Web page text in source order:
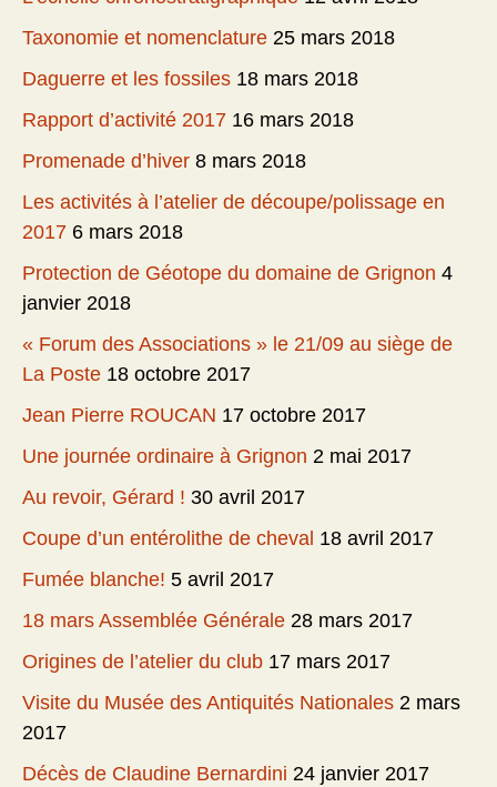
Taxonomie et nomenclature 25 mars 2018
Daguerre et les fossiles 18 mars 2018
Rapport d’activité 2017 16 mars 2018
Promenade d’hiver 8 mars 2018
Les activités à l’atelier de découpe/polissage en
2017 6 mars 2018
Protection de Géotope du domaine de Grignon 4
janvier 2018
« Forum des Associations » le 21/09 au siège de
La Poste 18 octobre 2017
Jean Pierre ROUCAN 17 octobre 2017
Une journée ordinaire à Grignon 2 mai 2017
Au revoir, Gérard ! 30 avril 2017
Coupe d’un entérolithe de cheval 18 avril 2017
Fumée blanche! 5 avril 2017
18 mars Assemblée Générale 28 mars 2017
Origines de l’atelier du club 17 mars 2017
Visite du Musée des Antiquités Nationales 2 mars
2017
Décès de Claudine Bernardini 24 janvier 2017